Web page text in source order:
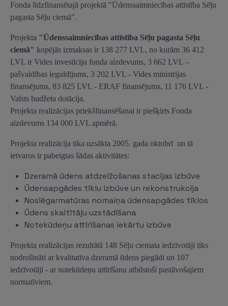
Fonda līdzfinansētajā projektā "Ūdenssaimniecības attīstība Sēļu
pagasta Sēļu ciemā".
Projekta "Ūdenssaimniecības attīstība Sēļu pagasta Sēļu
ciemā" kopējās izmaksas ir 138 277 LVL, no kurām 36 412
LVL ir Vides investīciju fonda aizdevums, 3 662 LVL –
pašvaldības ieguldījums, 3 202 LVL - Vides ministrijas
finansējums, 83 825 LVL - ERAF finansējums, 11 176 LVL -
Valsts budžeta dotācija.
Projekta realizācijas priekšfinansēšanai ir piešķirts Fonda
aizdevums 134 000 LVL apmērā.
Projekta realizācija tika uzsākta 2005. gada oktobrī un tā
ietvaros ir pabeigtas šādas aktivitātes:
Dzeramā ūdens atdzelžošanas stacijas izbūve
Ūdensapgādes tīklu izbūve un rekonstrukcija
Noslēgarmatūras nomaiņa ūdensapgādes tīklos
Ūdens skaitītāju uzstādīšana
Notekūdeņu attīrīšanas iekārtu izbūve
Projekta realizācijas rezultātā 148 Sēļu ciemata iedzīvotāji tiks
nodrošināti ar kvalitatīva dzeramā ūdens piegādi un 107
iedzīvotāji - ar notekūdeņu attīrīšanu atbilstoši pastāvošajiem
normatīviem.